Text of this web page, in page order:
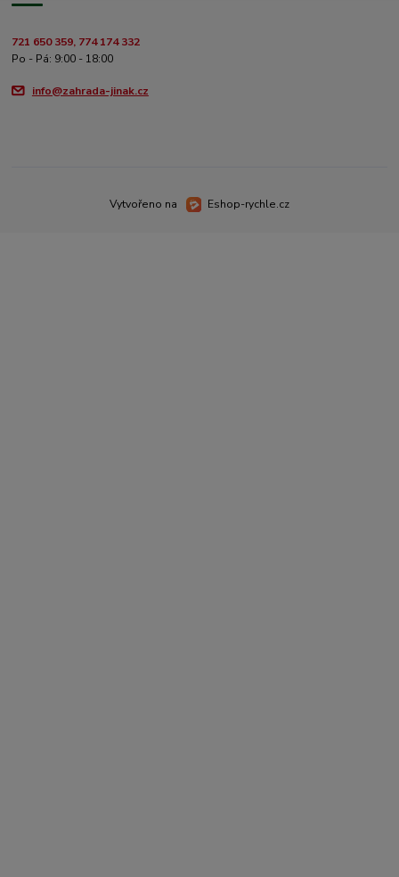
721 650 359, 774 174 332
Po - Pá: 9:00 - 18:00
info@zahrada-jinak.cz
Vytvořeno na Eshop-rychle.cz